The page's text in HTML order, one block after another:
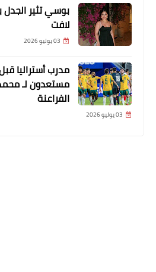
بوسي تثير الجدل
لافت
03 يوليو 2026
مدرب أستراليا
مستعدون لـ
الفراعنة
03 يوليو 2026